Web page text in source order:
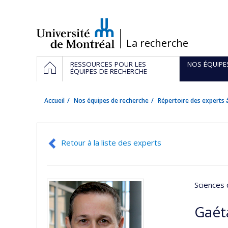
/La recherche
Navigation
principale
ACCUEILRESSOURCES POUR LES
ÉQUIPES DE RECHERCHE
NOS
Accueil Nos équipes de recherche Répertoire des experts
Retour à la liste des experts
Sciences